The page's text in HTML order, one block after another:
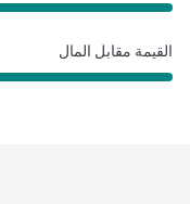
القيمة مقابل المال